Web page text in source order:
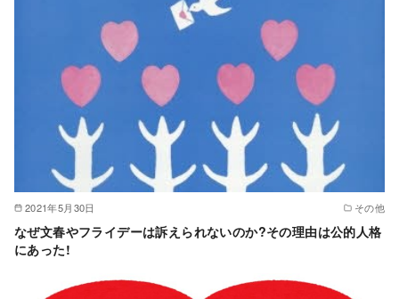
2021年5月30日 その他
なぜ文春やフライデーは訴えられないのか?その理由は公的人格
にあった!